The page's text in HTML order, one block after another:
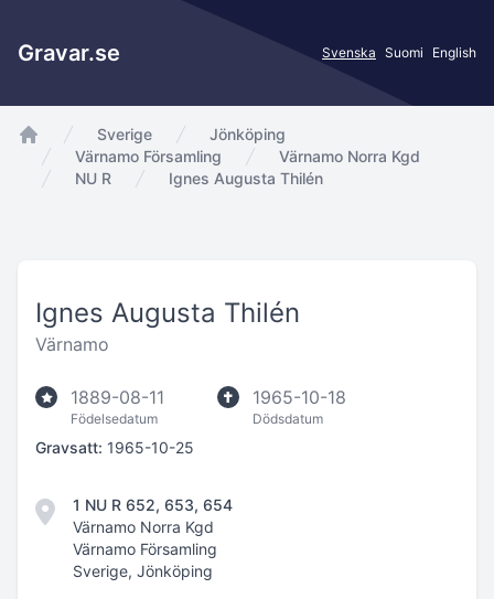
Gravar.se Svenska Suomi English
app.Start
Sverige
Jönköping
Värnamo Församling
Värnamo Norra Kgd
NU R
Ignes Augusta Thilén
Ignes Augusta Thilén
Värnamo
1889-08-11
Födelsedatum
1965-10-18
Dödsdatum
Gravsatt: 1965-10-25
1 NU R 652, 653, 654
Värnamo Norra Kgd
Värnamo Församling
Sverige, Jönköping